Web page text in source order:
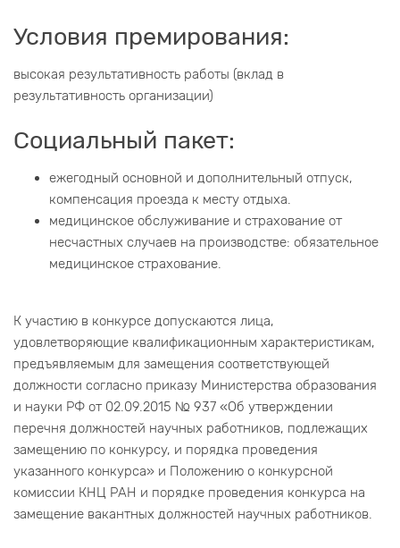
Условия премирования:
высокая результативность работы (вклад в
результативность организации)
Социальный пакет:
ежегодный основной и дополнительный отпуск,
компенсация проезда к месту отдыха.
медицинское обслуживание и страхование от
несчастных случаев на производстве: обязательное
медицинское страхование.
К участию в конкурсе допускаются лица,
удовлетворяющие квалификационным характеристикам,
предъявляемым для замещения соответствующей
должности согласно приказу Министерства образования
и науки РФ от 02.09.2015 № 937 «Об утверждении
перечня должностей научных работников, подлежащих
замещению по конкурсу, и порядка проведения
указанного конкурса» и Положению о конкурсной
комиссии КНЦ РАН и порядке проведения конкурса на
замещение вакантных должностей научных работников.